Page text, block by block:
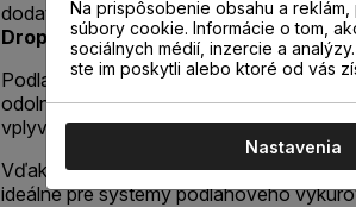
dodatočnú ochranu zabezpečuje
Drop-Lockspájajúci jednotlivé lamely.
PodlahyNext Stepsú zárukou
odolnosti voči mikroškrabancom, oderu
vplyvom.
Vďaka vysokej tepelnej vodivosti sú
ideálne pre systémy podlahového
Na prispôsobenie obsahu a
súbory cookie. Informácie o tom,
sociálnych médií, inzercie a
ste im poskytli alebo ktoré od vás
Nastavenia